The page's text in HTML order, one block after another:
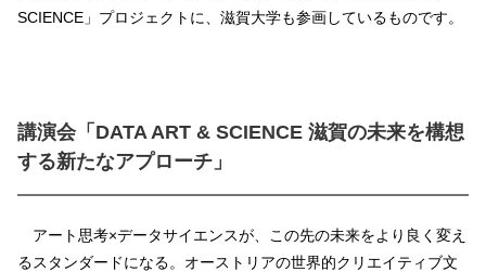
SCIENCE」プロジェクトに、滋賀大学も参画しているものです。
講演会「DATA ART & SCIENCE 滋賀の未来を構想
する新たなアプローチ」
アート思考×データサイエンスが、この先の未来をより良く変え
るスタンダードになる。オーストリアの世界的クリエイティブ文